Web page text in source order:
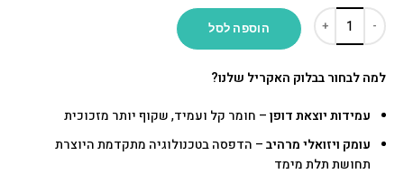
הוספה לסל
למה לבחור בבלוק האקריל שלנו?
עמידות יוצאת דופן– חומר קל ועמיד, שקוף יותר מזכוכית
עומק ויזואלי מרהיב– הדפסה בטכנולוגיה מתקדמת היוצרת
תחושת תלת מימד